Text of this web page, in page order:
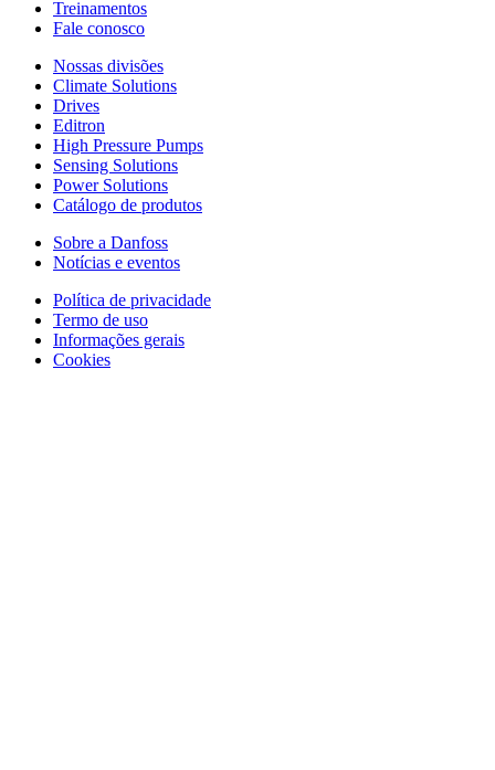
Treinamentos
Fale conosco
Nossas divisões
Climate Solutions
Drives
Editron
High Pressure Pumps
Sensing Solutions
Power Solutions
Catálogo de produtos
Sobre a Danfoss
Notícias e eventos
Política de privacidade
Termo de uso
Informações gerais
Cookies